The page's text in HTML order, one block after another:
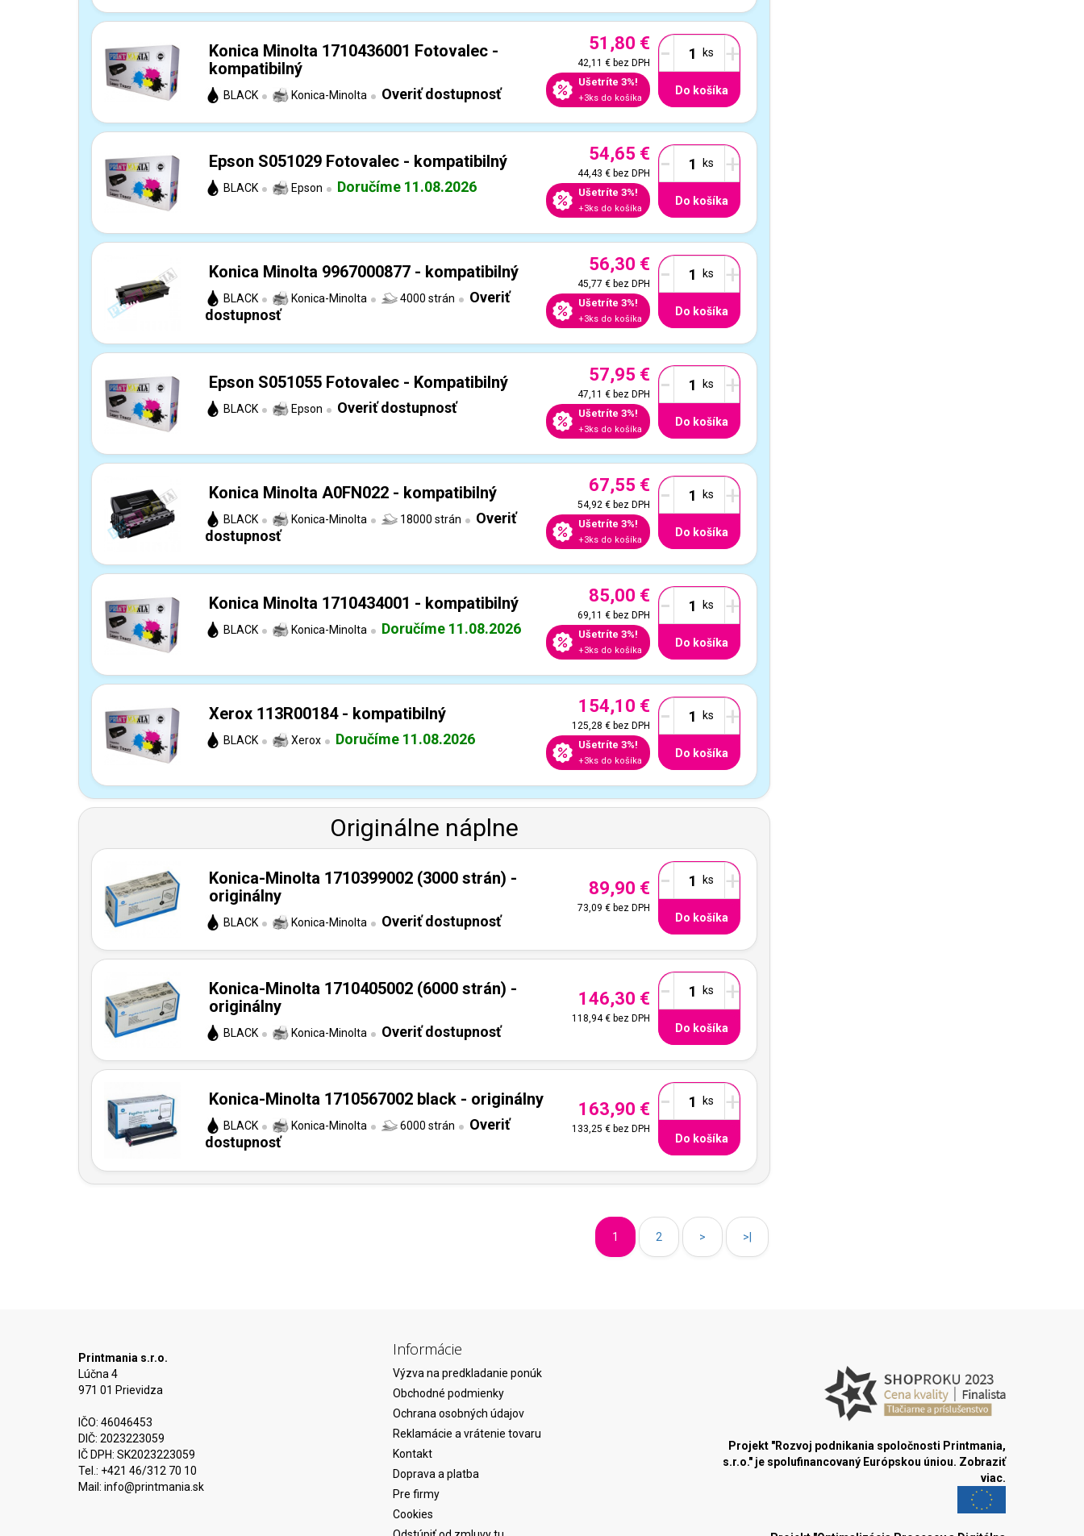
Konica Minolta 1710436001 Fotovalec -
kompatibilný
BLACK Konica-Minolta Overiť dostupnosť
51,80 €
42,11 €bez DPH
Ušetríte 3%!
+3ks do košíka
- +
Do košíka
Epson S051029 Fotovalec - kompatibilný
BLACK Epson Doručíme 11.08.2026
54,65 €
44,43 €bez DPH
Ušetríte 3%!
+3ks do košíka
- +
Do košíka
Konica Minolta 9967000877 - kompatibilný
BLACK Konica-Minolta 4000 strán
Overiť
dostupnosť
56,30 €
45,77 €bez DPH
Ušetríte 3%!
+3ks do košíka
- +
Do košíka
Epson S051055 Fotovalec - Kompatibilný
BLACK Epson Overiť dostupnosť
57,95 €
47,11 €bez DPH
Ušetríte 3%!
+3ks do košíka
- +
Do košíka
Konica Minolta A0FN022 - kompatibilný
BLACK Konica-Minolta 18000 strán
Overiť
dostupnosť
67,55 €
54,92 €bez DPH
Ušetríte 3%!
+3ks do košíka
- +
Do košíka
Konica Minolta 1710434001 - kompatibilný
BLACK Konica-Minolta Doručíme 11.08.2026
85,00 €
69,11 €bez DPH
Ušetríte 3%!
+3ks do košíka
- +
Do košíka
Xerox 113R00184 - kompatibilný
BLACK Xerox Doručíme 11.08.2026
154,10 €
125,28 €bez DPH
Ušetríte 3%!
+3ks do košíka
- +
Do košíka
Originálne náplne
Konica-Minolta 1710399002 (3000 strán) -
originálny
BLACK Konica-Minolta Overiť dostupnosť
89,90 €
73,09 €bez DPH
- +
Do košíka
Konica-Minolta 1710405002 (6000 strán) -
originálny
BLACK Konica-Minolta Overiť dostupnosť
146,30 €
118,94 €bez DPH
- +
Do košíka
Konica-Minolta 1710567002 black - originálny
BLACK Konica-Minolta 6000 strán
Overiť
dostupnosť
163,90 €
133,25 €bez DPH
- +
Do košíka
1 2 > >|
Printmania s.r.o.
Lúčna 4
971 01 Prievidza
IČO: 46046453
DIČ: 2023223059
IČ DPH: SK2023223059
Tel.: +421 46/312 70 10
Mail: info@printmania.sk
Informácie
Výzva na predkladanie ponúk
Obchodné podmienky
Ochrana osobných údajov
Reklamácie a vrátenie tovaru
Kontakt
Doprava a platba
Pre firmy
Cookies
Projekt "Rozvoj podnikania spoločnosti Printmania,
s.r.o." je spolufinancovaný Európskou úniou. Zobraziť
viac.